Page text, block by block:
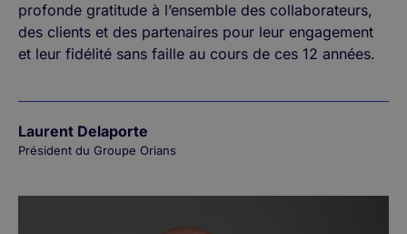
profonde gratitude à l’ensemble des collaborateurs,
des clients et des partenaires pour leur engagement
et leur fidélité sans faille au cours de ces 12 années.
Laurent Delaporte
Président du Groupe Orians